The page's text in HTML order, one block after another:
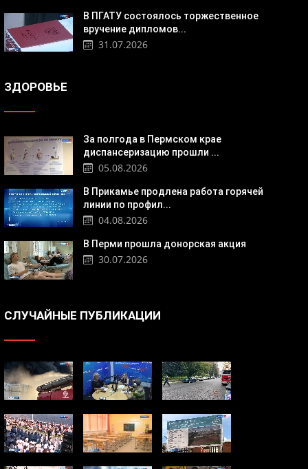
В ПГАТУ состоялось торжественное
вручение дипломов...
31.07.2026
ЗДОРОВЬЕ
За полгода в Пермском крае
диспансеризацию прошли ...
05.08.2026
В Прикамье продлена работа горячей
линии по профил...
04.08.2026
В Перми прошла донорская акция
30.07.2026
СЛУЧАЙНЫЕ ПУБЛИКАЦИИ